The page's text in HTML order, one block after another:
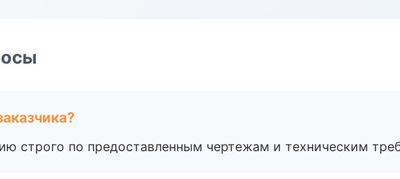
строго по предоставленным чертежам и техническим